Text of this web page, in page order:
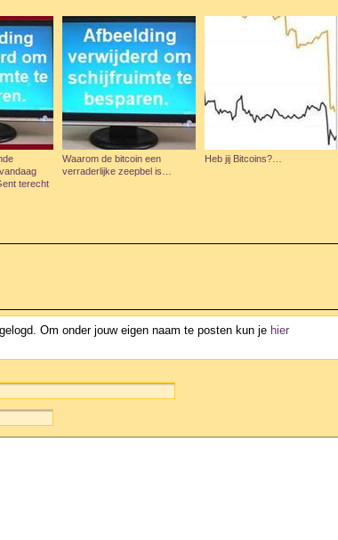
terecht
Waarom de bitcoin een
verraderlijke zeepbel is…
Heb jij Bitcoins?…
Om onder jouw eigen naam te posten kun je hier